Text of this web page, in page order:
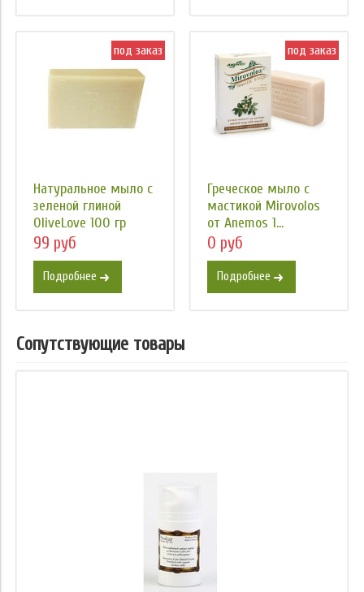
под заказ
Натуральное мыло с
зеленой глиной
OliveLove 100 гр
99 руб
Подробнее
под заказ
Греческое мыло с
мастикой Mirovolos
от Anemos 1...
0 руб
Подробнее
Сопутствующие товары